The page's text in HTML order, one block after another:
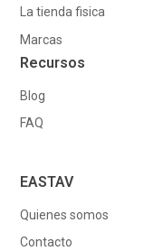
La tienda fisica
Marcas
Recursos
Blog
FAQ
EASTAV
Quienes somos
Contacto